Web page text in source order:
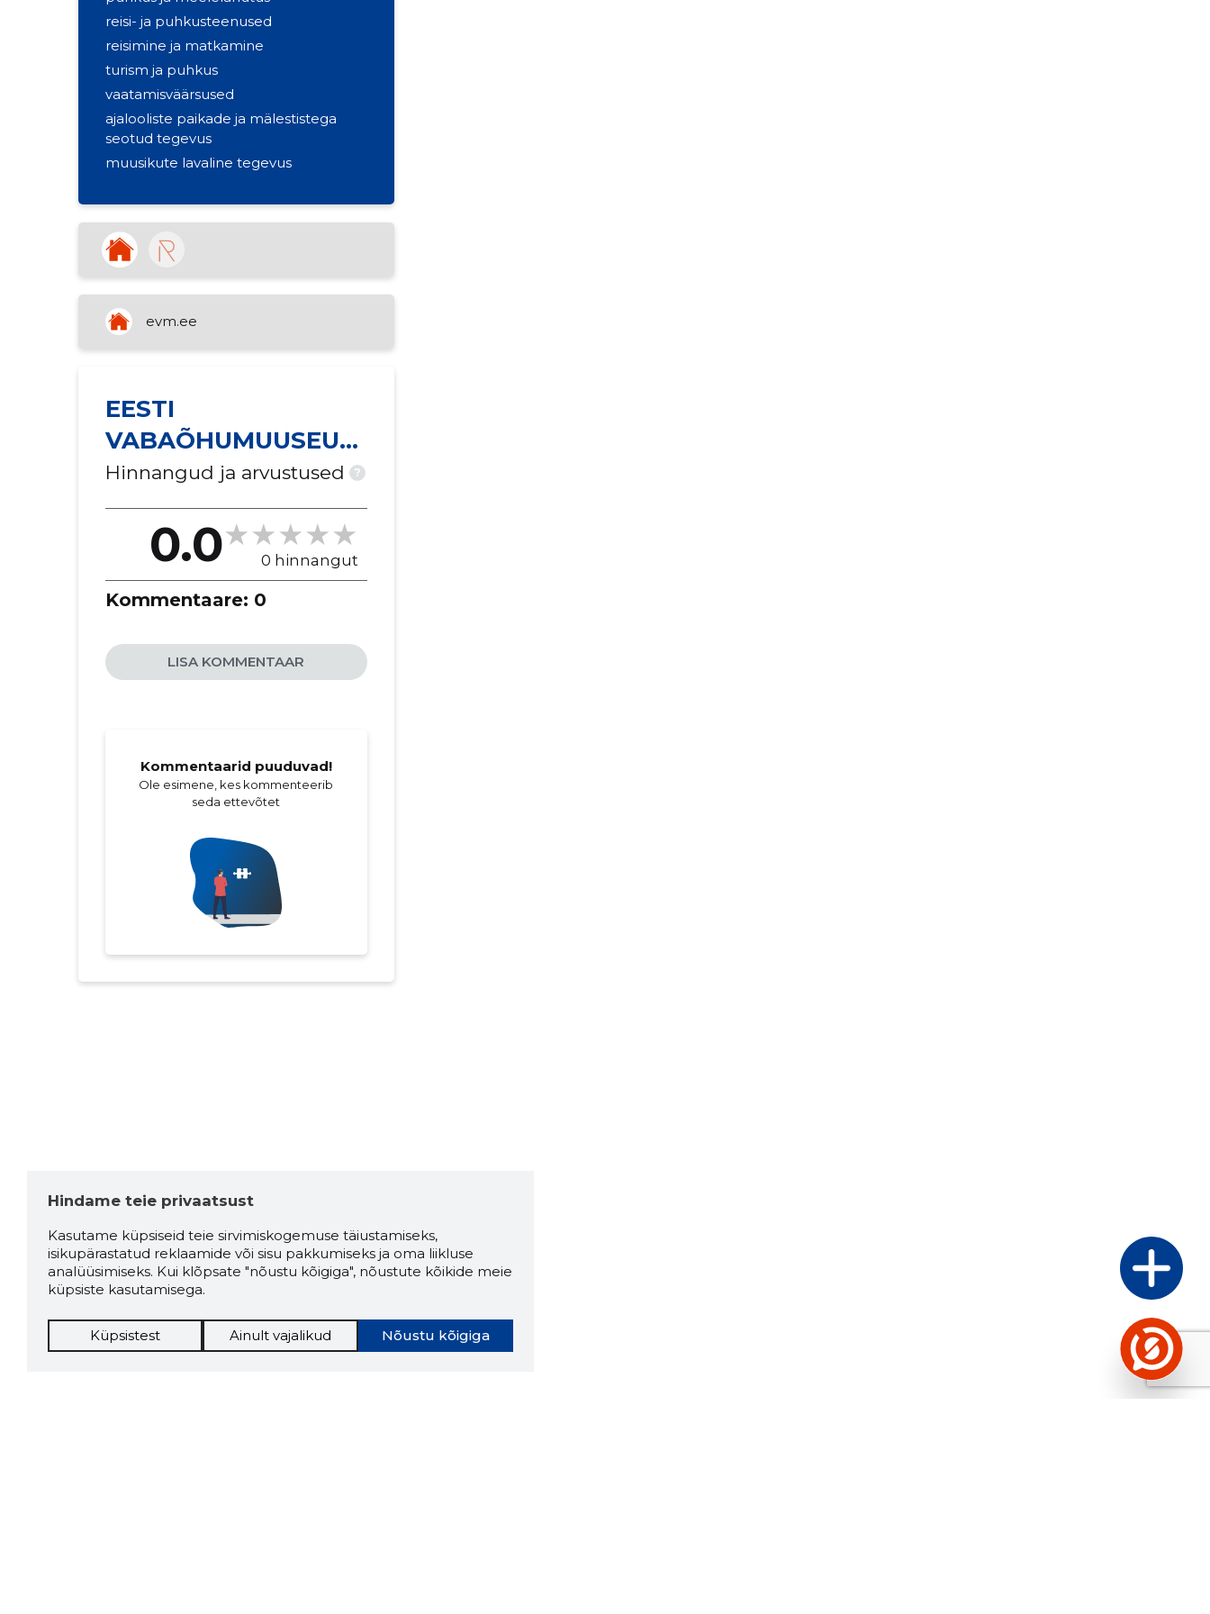
reisi- ja puhkusteenused
reisimine ja matkamine
turism ja puhkus
vaatamisväärsused
ajalooliste paikade ja mälestistega
seotud tegevus
muusikute lavaline tegevus
evm.ee
EESTI
VABAÕHUMUUSEUM
I SEGAKOOR MTÜ
Hinnangud ja arvustused ?
0.0 0 hinnangut
Kommentaare: 0
LISA KOMMENTAAR
Kommentaarid puuduvad!
Ole esimene, kes kommenteerib
seda ettevõtet
Hindame teie privaatsust
Kasutame küpsiseid teie sirvimiskogemuse täiustamiseks,
isikupärastatud reklaamide või sisu pakkumiseks ja oma liikluse
analüüsimiseks. Kui klõpsate "nõustu kõigiga", nõustute kõikide meie
küpsiste kasutamisega.
Nõustu kõigiga
Küpsistest Ainult vajalikud